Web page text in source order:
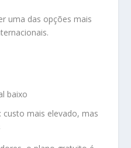
uma das opções mais
baixo
custo mais elevado, mas